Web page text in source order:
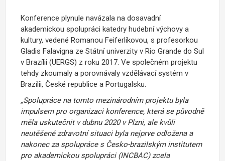
Konference plynule navázala na dosavadní
akademickou spolupráci katedry hudební výchovy a
kultury, vedené Romanou Feiferlíkovou, s profesorkou
Gladis Falavigna ze Státní univerzity v Rio Grande do Sul
v Brazílii (UERGS) z roku 2017. Ve společném projektu
tehdy zkoumaly a porovnávaly vzdělávací systém v
Brazílii, České republice a Portugalsku.
„Spolupráce na tomto mezinárodním projektu byla
impulsem pro organizaci konference, která se původně
měla uskutečnit v dubnu 2020 v Plzni, ale kvůli
neutěšené zdravotní situaci byla nejprve odložena a
nakonec za spolupráce s Česko-brazilským institutem
pro akademickou spolupráci (INCBAC) zcela